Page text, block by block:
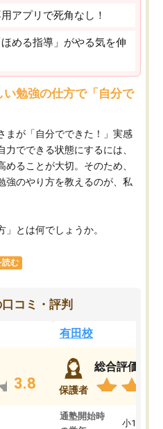
アプリで死角なし！
める指導」がやる気を伸
勉強の仕方で「自分で
まが「自分でできた！」実感
でできる状態にするには、
ることが大切。そのため、
強のやり方を教えるのが、私
とは何でしょうか。
読む
コミ・評判
3.8
有田校
保護者
総合評価
通塾開始時
小1